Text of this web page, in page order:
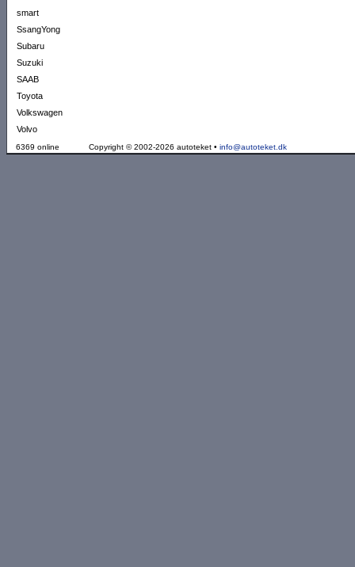
smart
SsangYong
Subaru
Suzuki
SAAB
Toyota
Volkswagen
Volvo
6369 online Copyright © 2002-2026 autoteket • info@autoteket.dk